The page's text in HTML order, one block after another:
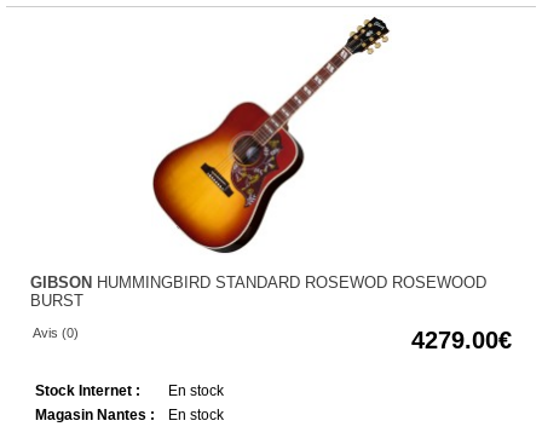
GIBSON HUMMINGBIRD STANDARD ROSEWOD ROSEWOOD
BURST
Avis (0) 4279.00
Stock Internet :
En stock
Magasin Nantes :
En stock